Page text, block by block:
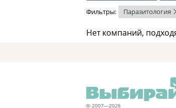
Фильтры: Паразитология
Нет компаний,
© 2007—2026